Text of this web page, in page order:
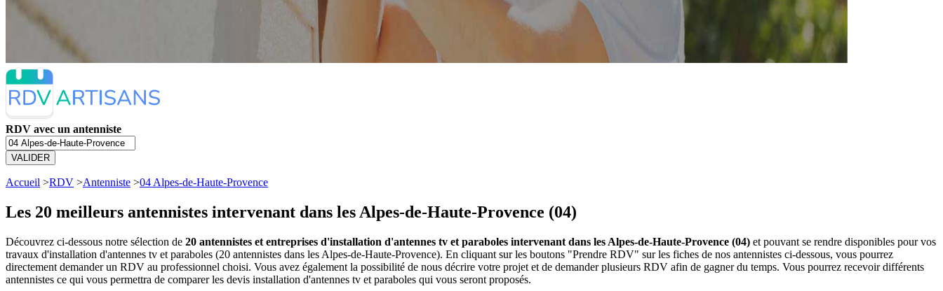
RDV avec un antenniste
VALIDER
Accueil >RDV >Antenniste >04 Alpes-de-Haute-Provence
Les 20 meilleurs antennistes intervenant dans les Alpes-de-Haute-Provence (04)
Découvrez ci-dessous notre sélection de 20 antennistes et entreprises d'installation d'antennes tv et paraboles intervenant dans les Alpes-de-Haute-Provence (04) et pouvant se rendre disponibles pour vos
travaux d'installation d'antennes tv et paraboles (20 antennistes dans les Alpes-de-Haute-Provence). En cliquant sur les boutons "Prendre RDV" sur les fiches de nos antennistes ci-dessous, vous pourrez
directement demander un RDV au professionnel choisi. Vous avez également la possibilité de nous décrire votre projet et de demander plusieurs RDV afin de gagner du temps. Vous pourrez recevoir différents
antennistes ce qui vous permettra de comparer les devis installation d'antennes tv et paraboles qui vous seront proposés.